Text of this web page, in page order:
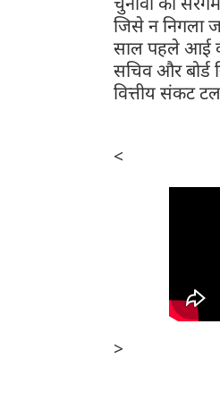
चुनावों की
जिसे न निगला
साल पहले आई
सचिव और
वित्तीय संकट
<
>